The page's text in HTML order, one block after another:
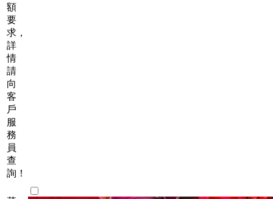
額
要
求，
詳
情
請
向
客
戶
服
務
員
查
詢！